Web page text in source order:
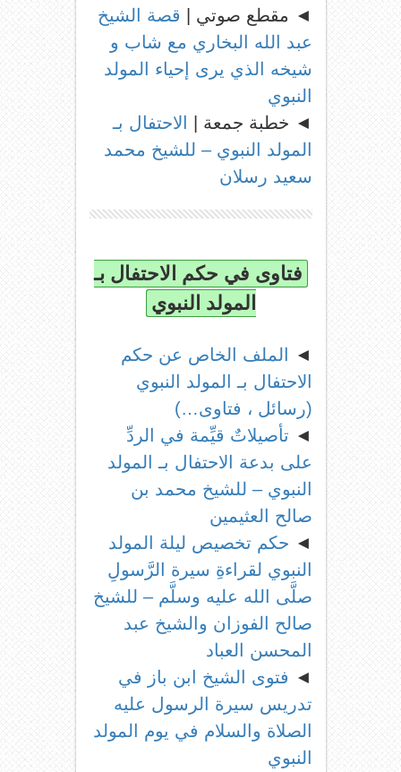
◄ مقطع صوتي | قصة الشيخ
عبد الله البخاري مع شاب و
شيخه الذي يرى إحياء المولد
النبوي
◄ خطبة جمعة |
الاحتفال بـ
المولد النبوي – للشيخ محمد
سعيد رسلان
فتاوى في حكم الاحتفال بـ
المولد النبوي
◄
الملف الخاص عن حكم
الاحتفال بـ المولد النبوي
(رسائل ، فتاوى…)
◄ تأصيلاتٌ قيِّمة في الردِّ
على بدعة الاحتفال بـ المولد
النبوي – للشيخ محمد بن
صالح العثيمين
◄ حكم تخصيص ليلة المولد
النبوي لقراءةِ سيرة الرَّسولِ
صلَّى الله عليه وسلَّم – للشيخ
صالح الفوزان والشيخ عبد
المحسن العباد
◄ فتوى الشيخ ابن باز في
تدريس سيرة الرسول عليه
الصلاة والسلام في يوم المولد
النبوي